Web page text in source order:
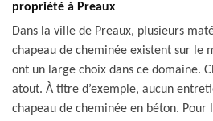
propriété à Preaux
Dans la ville de Preaux, plusieurs
chapeau de cheminée existent sur le
ont un large choix dans ce domaine.
atout. À titre d’exemple, aucun
chapeau de cheminée en béton. Pour